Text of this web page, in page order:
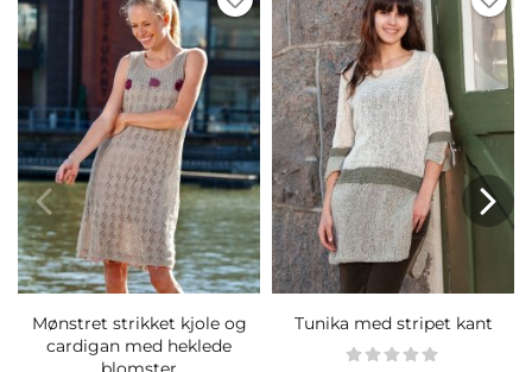
Mønstret strikket kjole og
cardigan med heklede
blomster
Tunika med stripet kant